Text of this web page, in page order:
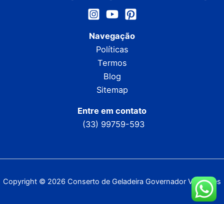
Navegação
Políticas
Termos
Blog
Sitemap
Entre em contato
(33) 99759-593
Copyright © 2026 Conserto de Geladeira Governador Valadares